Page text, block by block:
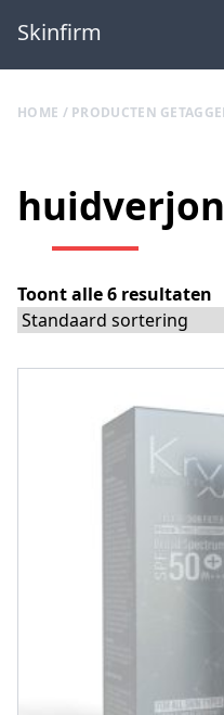
Skinfirm
HOME / PRODUCTEN
Toont alle 6 resultaten